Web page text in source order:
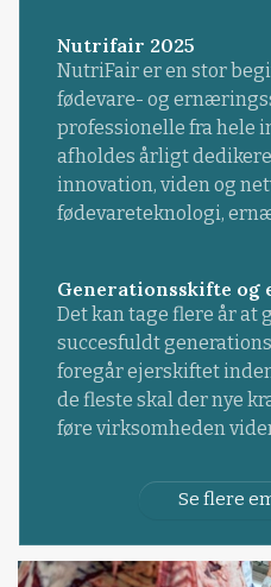
Nutrifair 2025
NutriFair er en stor
fødevare- og
professionelle fra hele
afholdes årligt
innovation, viden og
fødevareteknologi,
Generationsskifte og
Det kan tage flere år at
succesfuldt
foregår ejerskiftet
de fleste skal der nye
føre virksomheden
Se flere